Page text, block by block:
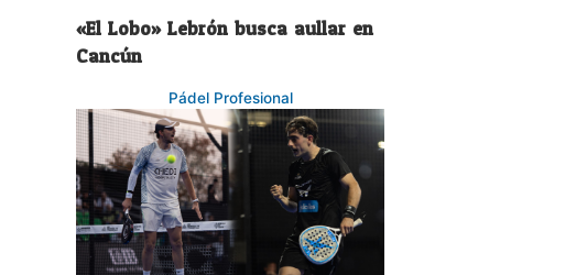
«El Lobo» Lebrón busca aullar en
Cancún
Pádel Profesional